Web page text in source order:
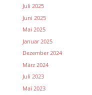
Juli 2025
Juni 2025
Mai 2025
Januar 2025
Dezember 2024
März 2024
Juli 2023
Mai 2023